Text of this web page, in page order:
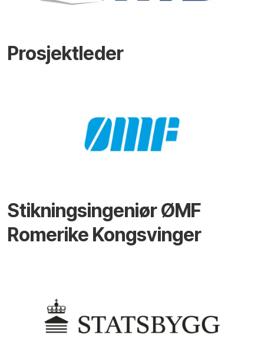
Prosjektleder
Stikningsingeniør ØMF
Romerike Kongsvinger